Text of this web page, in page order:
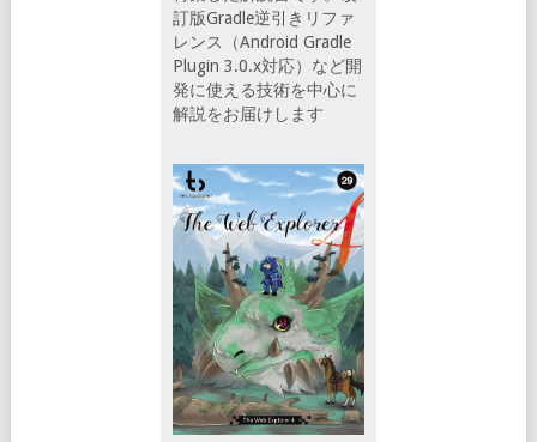
訂版Gradle逆引きリファ
レンス（Android Gradle
Plugin 3.0.x対応）など開
発に使える技術を中心に
解説をお届けします